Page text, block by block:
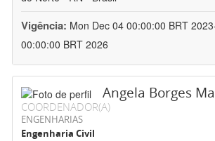
Vigência: Mon Dec 04 00:00:00 BRT
00:00:00 BRT 2026
Angela Borges
COORDENADOR(A)
ENGENHARIAS
Engenharia Civil